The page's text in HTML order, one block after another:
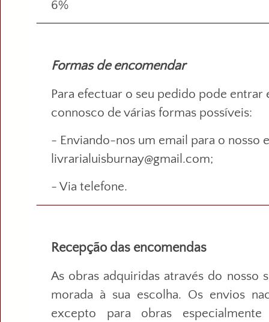
6%
Formas de encomendar
Para efectuar o seu pedido pode entrar
connosco de várias formas possíveis:
- Enviando-nos um email para o nosso
livrarialuisburnay@gmail.com;
- Via telefone.
Recepção das encomendas
As obras adquiridas através do nosso
morada à sua escolha. Os envios
excepto para obras